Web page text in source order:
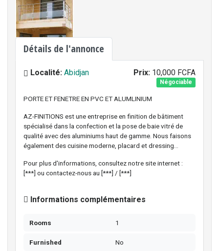
Détails de l'annonce
Localité: Abidjan Prix: 10,000 FCFA
Négociable
PORTE ET FENETRE EN PVC ET ALUMLINIUM
AZ-FINITIONS est une entreprise en finition de bâtiment
spécialisé dans la confection et la pose de baie vitré de
qualité avec des aluminiums haut de gamme. Nous faisons
également des cuisine moderne, placard et dressing…
Pour plus d'informations, consultez notre site internet :
[***] ou contactez-nous au [***] / [***]
Informations complémentaires
Rooms 1
Furnished No